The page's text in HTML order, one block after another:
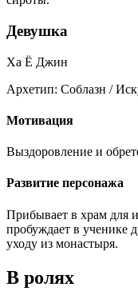
Девушка
Ха Ё Джин
Архетип: Соблазн /
Мотивация
Выздоровление и
Развитие персонажа
Прибывает в храм для
пробуждает в ученике
уходу из монастыря.
В ролях